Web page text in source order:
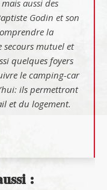
aussi des
Godin et son
la
secours mutuel et
quelques foyers
le camping-car
ils permettront
et du logement.
: